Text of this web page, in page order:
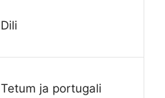
Dili
Tetum ja portugali